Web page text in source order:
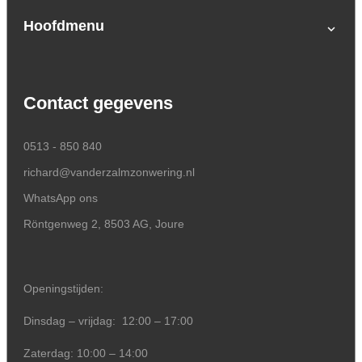
Buitenzonwering
Specials
Hoofdmenu expand_more
Voor thuis
Voor op kantoor
Acties
Verhuur Kantoorruimte
Contact gegevens
0513 - 850 840
richard@vanderzalmzonwering.nl
WhatsApp ons
Röntgenweg 2, 8503 AG, Joure
Openingstijden:
Dinsdag – vrijdag: 12:00 – 17:00
Zaterdag: 10:00 – 14:00